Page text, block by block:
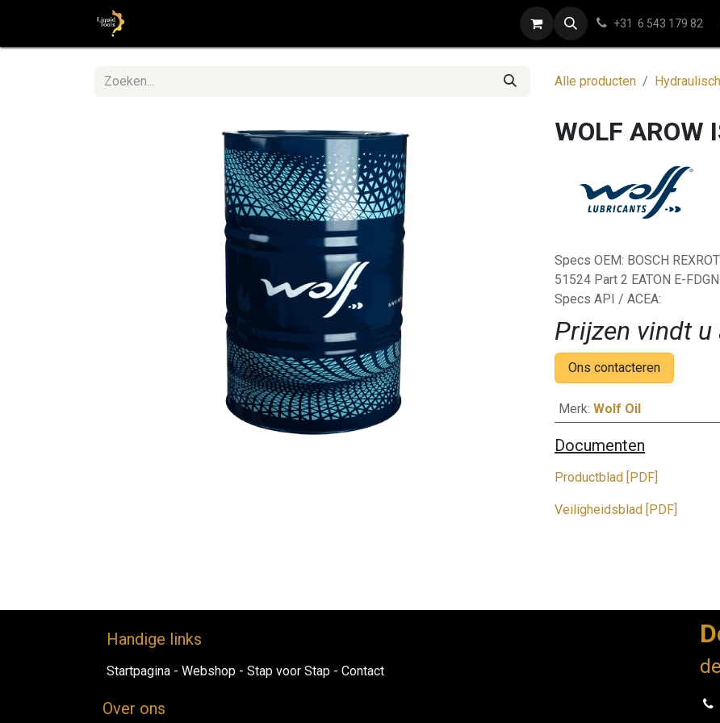
+31 6 543 179 82
Alle producten
WOLF AROW
Specs OEM: BOSCH
51524 Part 2 EATON E-
Specs API / ACEA:
Prijzen vindt
Ons contacteren
Merk: Wolf Oil
Documenten
Productblad [PDF]
Veiligheidsblad [PDF]
Handig​e links
Startpagina - Webshop​ - Stap voor ​Sta​​p​ - Contact
Over ons